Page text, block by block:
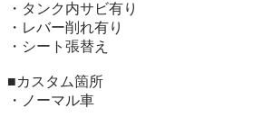
・タンク内サビ有り
・レバー削れ有り
・シート張替え
■カスタム箇所
・ノーマル車